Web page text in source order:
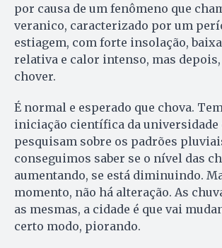
por causa de um fenômeno que
veranico, caracterizado por um
estiagem, com forte insolação,
relativa e calor intenso, mas
chover.
É normal e esperado que chova.
iniciação científica da universidade
pesquisam sobre os padrões
conseguimos saber se o nível das
aumentando, se está diminuindo.
momento, não há alteração. As
as mesmas, a cidade é que vai
certo modo, piorando.